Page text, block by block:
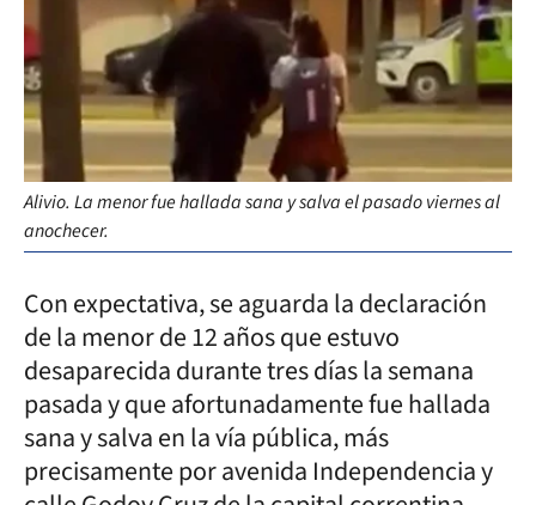
Alivio. La menor fue hallada sana y salva el pasado viernes al
anochecer.
Con expectativa, se aguarda la declaración
de la menor de 12 años que estuvo
desaparecida durante tres días la semana
pasada y que afortunadamente fue hallada
sana y salva en la vía pública, más
precisamente por avenida Independencia y